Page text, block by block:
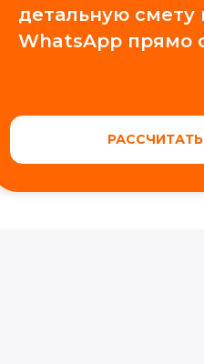
детальную смету
WhatsApp прямо